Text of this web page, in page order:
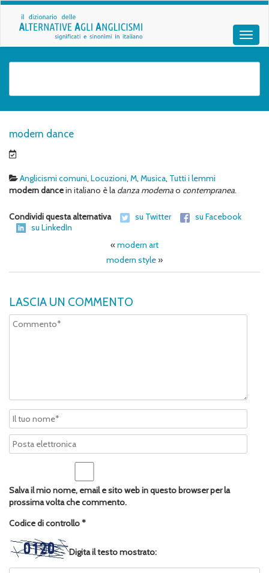
modern dance
Anglicismi comuni, Locuzioni, M, Musica, Tutti i lemmi
modern dancein italiano è la danza modernao contempranea.
Condividi questa alternativa su Twitter
su Facebook
su LinkedIn
«modern art
modern style»
LASCIA UN COMMENTO
Salva il mio nome, email e sito web in questo browser per la
prossima volta che commento.
Codice di controllo*
Digita il testo mostrato: